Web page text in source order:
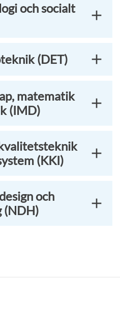
och socialt
(DET)
matematik
(IMD)
(KKI)
och
(NDH)